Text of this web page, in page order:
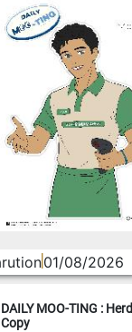
01/08/2026
DAILY MOO-TING : Herd
Copy